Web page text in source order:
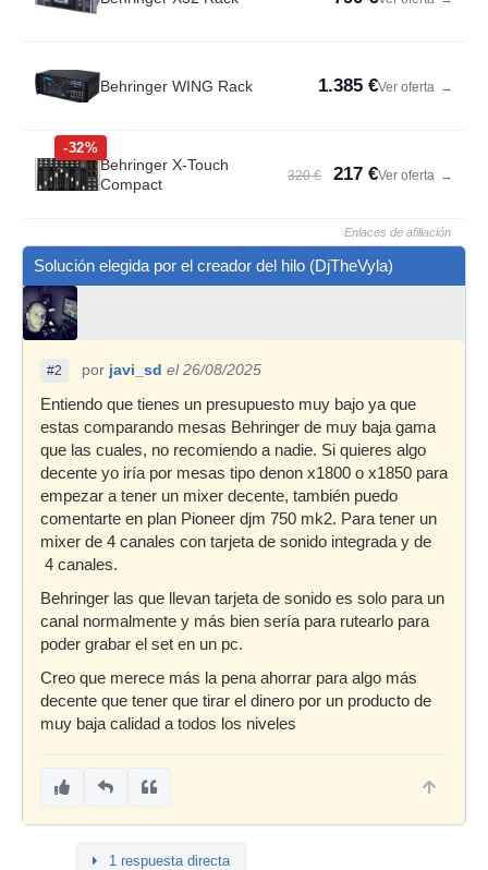
Behringer WING Rack 1.385 €Ver oferta →
-32%
Behringer X-Touch
Compact
320 € 217 €Ver oferta →
Enlaces de afiliación
Solución elegida por el creador del hilo (DjTheVyla)
#2 por javi_sd el 26/08/2025
Entiendo que tienes un presupuesto muy bajo ya que
estas comparando mesas Behringer de muy baja gama
que las cuales, no recomiendo a nadie. Si quieres algo
decente yo iría por mesas tipo denon x1800 o x1850 para
empezar a tener un mixer decente, también puedo
comentarte en plan Pioneer djm 750 mk2. Para tener un
mixer de 4 canales con tarjeta de sonido integrada y de
4 canales.
Behringer las que llevan tarjeta de sonido es solo para un
canal normalmente y más bien sería para rutearlo para
poder grabar el set en un pc.
Creo que merece más la pena ahorrar para algo más
decente que tener que tirar el dinero por un producto de
muy baja calidad a todos los niveles
1 respuesta directa